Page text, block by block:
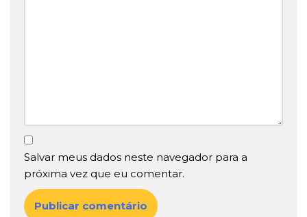
Salvar meus dados neste navegador para a
próxima vez que eu comentar.